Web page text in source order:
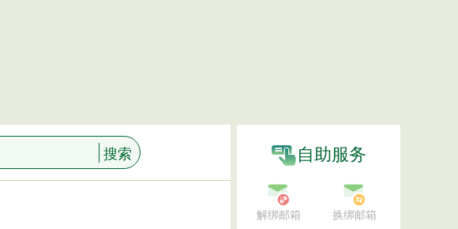
搜索 自助服务
解绑邮箱 换绑邮箱